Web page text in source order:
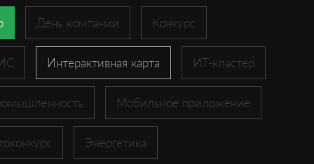
День компании Конкурс
Интерактивная карта ИТ-кластер
Мобильное приложение
Энергетика